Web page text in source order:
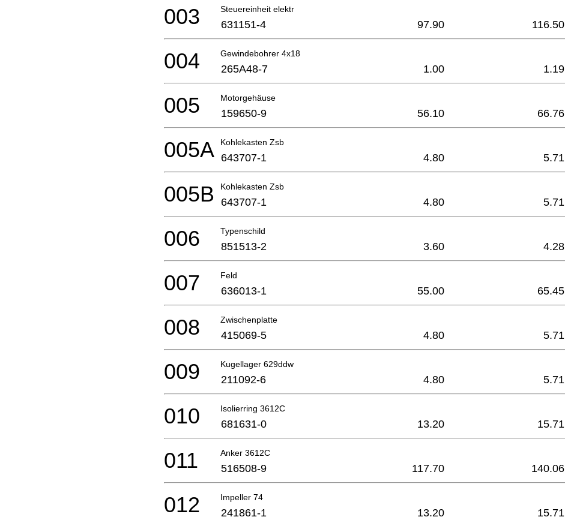
Steuereinheit elektr
003 631151-4 97.90 116.50
Gewindebohrer 4x18
004 265A48-7 1.00 1.19
Motorgehäuse
005 159650-9 56.10 66.76
Kohlekasten Zsb
005A 643707-1 4.80 5.71
Kohlekasten Zsb
005B 643707-1 4.80 5.71
Typenschild
006 851513-2 3.60 4.28
Feld
007 636013-1 55.00 65.45
Zwischenplatte
008 415069-5 4.80 5.71
Kugellager 629ddw
009 211092-6 4.80 5.71
Isolierring 3612C
010 681631-0 13.20 15.71
Anker 3612C
011 516508-9 117.70 140.06
Impeller 74
012 241861-1 13.20 15.71